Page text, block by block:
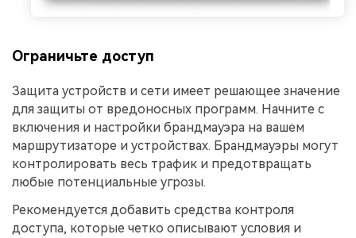
Ограничьте доступ
Защита устройств и сети имеет решающее значение
для защиты от вредоносных программ. Начните с
включения и настройки брандмауэра на вашем
маршрутизаторе и устройствах. Брандмауэры могут
контролировать весь трафик и предотвращать
любые потенциальные угрозы.
Рекомендуется добавить средства контроля
доступа, которые четко описывают условия и